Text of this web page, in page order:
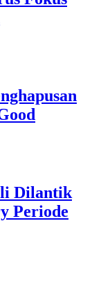
Dilantik
Periode